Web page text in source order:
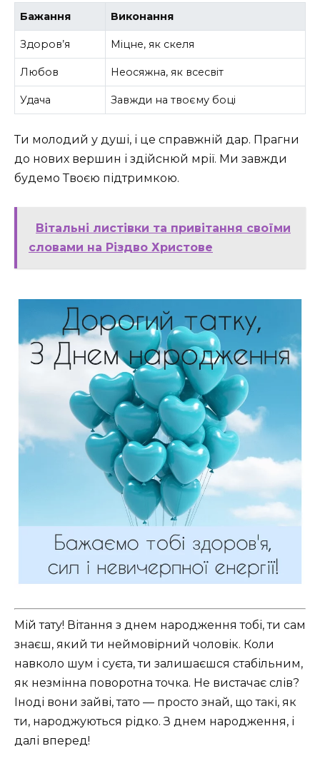
Бажання Виконання
Здоров’я Міцне, як скеля
Любов Неосяжна, як всесвіт
Удача Завжди на твоєму боці
Ти молодий у душі, і це справжній дар. Прагни
до нових вершин і здійснюй мрії. Ми завжди
будемо Твоєю підтримкою.
Вітальні листівки та привітання своїми
словами на Різдво Христове
Мій тату! Вітання з днем народження тобі, ти сам
знаєш, який ти неймовірний чоловік. Коли
навколо шум і суєта, ти залишаєшся стабільним,
як незмінна поворотна точка. Не вистачає слів?
Іноді вони зайві, тато — просто знай, що такі, як
ти, народжуються рідко. З днем народження, і
далі вперед!